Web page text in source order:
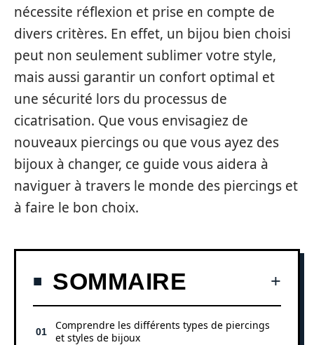
nécessite réflexion et prise en compte de
divers critères. En effet, un bijou bien choisi
peut non seulement sublimer votre style,
mais aussi garantir un confort optimal et
une sécurité lors du processus de
cicatrisation. Que vous envisagiez de
nouveaux piercings ou que vous ayez des
bijoux à changer, ce guide vous aidera à
naviguer à travers le monde des piercings et
à faire le bon choix.
SOMMAIRE
Comprendre les différents types de piercings
et styles de bijoux